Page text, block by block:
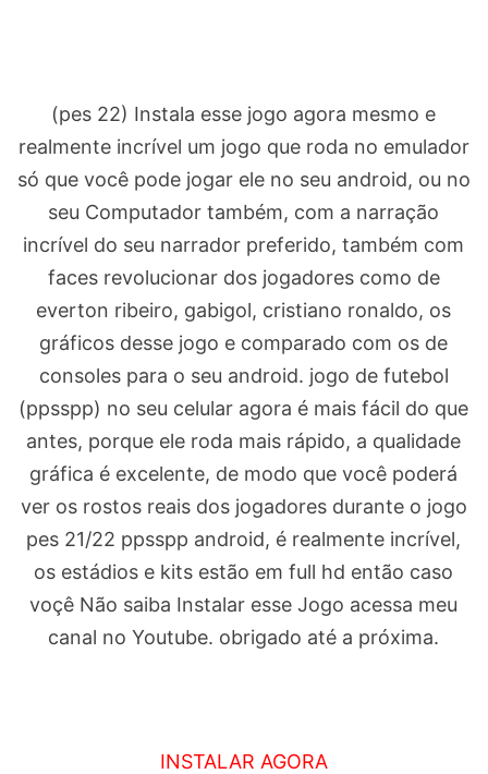
(pes 22) Instala esse jogo agora mesmo e
realmente incrível um jogo que roda no emulador
só que você pode jogar ele no seu android, ou no
seu Computador também, com a narração
incrível do seu narrador preferido, também com
faces revolucionar dos jogadores como de
everton ribeiro, gabigol, cristiano ronaldo, os
gráficos desse jogo e comparado com os de
consoles para o seu android. jogo de futebol
(ppsspp) no seu celular agora é mais fácil do que
antes, porque ele roda mais rápido, a qualidade
gráfica é excelente, de modo que você poderá
ver os rostos reais dos jogadores durante o jogo
pes 21/22 ppsspp android, é realmente incrível,
os estádios e kits estão em full hd então caso
voçê Não saiba Instalar esse Jogo acessa meu
canal no Youtube. obrigado até a próxima.
INSTALAR AGORA